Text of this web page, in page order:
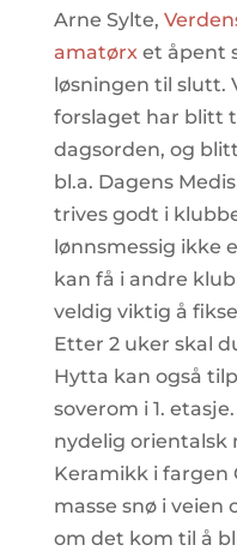
Arne Sylte,
amatørxet åpent
løsningen til slutt.
forslaget har blitt
dagsorden, og
bl.a. Dagens
trives godt i
lønnsmessig ikke
kan få i andre
veldig viktig å
Etter 2 uker skal
Hytta kan også
soverom i 1.
nydelig orientalsk
Keramikk i fargen
masse snø i
om det kom til å